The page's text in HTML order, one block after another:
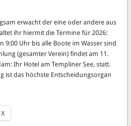
erwacht der eine oder andere aus
ihr hiermit die Termine für 2026:
9:00 Uhr bis alle Boote im Wasser sind
(gesamter Verein) findet am 11.
Ihr Hotel am Templiner See, statt.
ist das höchste Entscheidungsorgan
X